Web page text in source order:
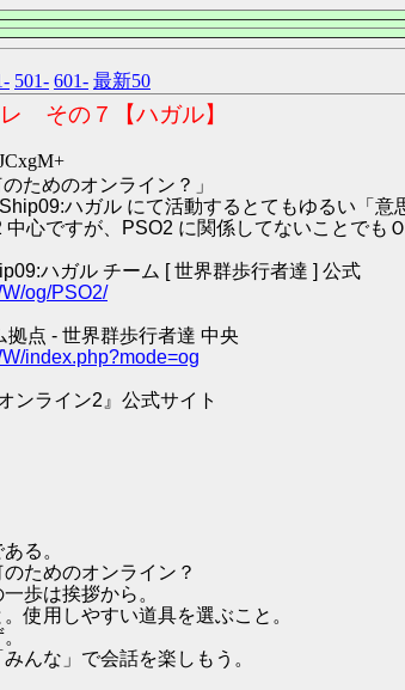
501- 601- 最新50
レ その７【ハガル】
ためのオンライン？」
ハガル にて活動するとてもゆるい「
心ですが、PSO2 に関係してないことでも
ハガル チーム [ 世界群歩行者達 ] 公式
og/PSO2/
点 - 世界群歩行者達 中央
index.php?mode=og
ンライン2』公式サイト
る。
ためのオンライン？
歩は挨拶から。
使用しやすい道具を選ぶこと。
んな」で会話を楽しもう。